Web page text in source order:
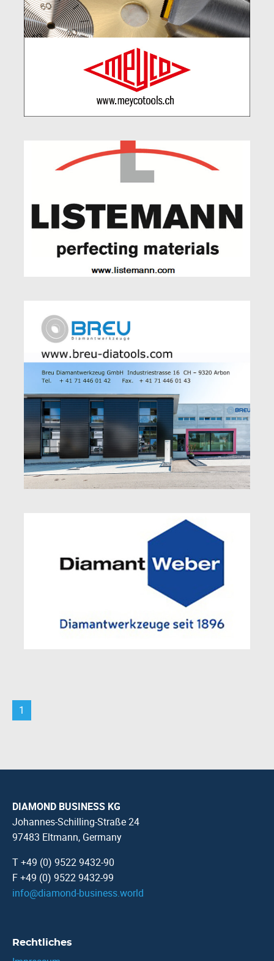
1
DIAMOND BUSINESS KG
Johannes-Schilling-Straße 24
97483 Eltmann, Germany
T +49 (0) 9522 9432-90
F +49 (0) 9522 9432-99
info@diamond-business.world
Rechtliches